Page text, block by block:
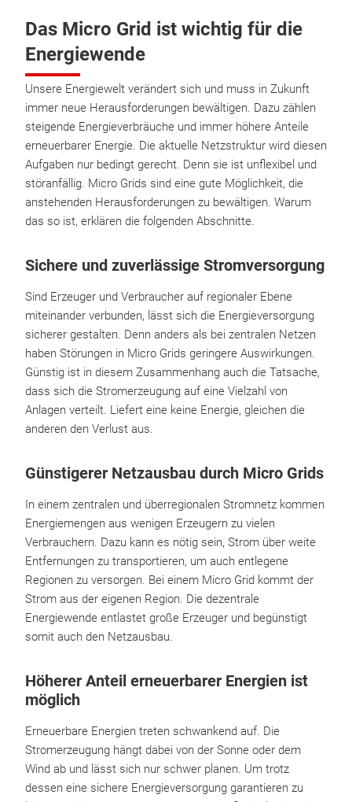
Das Micro Grid ist wichtig für die
Energiewende
Unsere Energiewelt verändert sich und muss in Zukunft
immer neue Herausforderungen bewältigen. Dazu zählen
steigende Energieverbräuche und immer höhere Anteile
erneuerbarer Energie. Die aktuelle Netzstruktur wird diesen
Aufgaben nur bedingt gerecht. Denn sie ist unflexibel und
störanfällig. Micro Grids sind eine gute Möglichkeit, die
anstehenden Herausforderungen zu bewältigen. Warum
das so ist, erklären die folgenden Abschnitte.
Sichere und zuverlässige Stromversorgung
Sind Erzeuger und Verbraucher auf regionaler Ebene
miteinander verbunden, lässt sich die Energieversorgung
sicherer gestalten. Denn anders als bei zentralen Netzen
haben Störungen in Micro Grids geringere Auswirkungen.
Günstig ist in diesem Zusammenhang auch die Tatsache,
dass sich die Stromerzeugung auf eine Vielzahl von
Anlagen verteilt. Liefert eine keine Energie, gleichen die
anderen den Verlust aus.
Günstigerer Netzausbau durch Micro Grids
In einem zentralen und überregionalen Stromnetz kommen
Energiemengen aus wenigen Erzeugern zu vielen
Verbrauchern. Dazu kann es nötig sein, Strom über weite
Entfernungen zu transportieren, um auch entlegene
Regionen zu versorgen. Bei einem Micro Grid kommt der
Strom aus der eigenen Region. Die dezentrale
Energiewende entlastet große Erzeuger und begünstigt
somit auch den Netzausbau.
Höherer Anteil erneuerbarer Energien ist
möglich
Erneuerbare Energien treten schwankend auf. Die
Stromerzeugung hängt dabei von der Sonne oder dem
Wind ab und lässt sich nur schwer planen. Um trotz
dessen eine sichere Energieversorgung garantieren zu